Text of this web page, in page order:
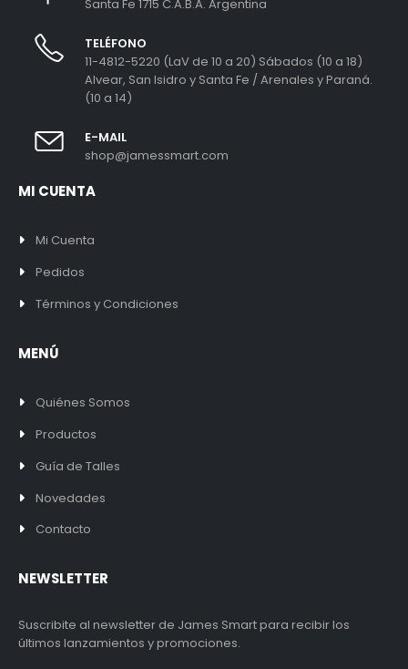
Santa Fe 1715 C.A.B.A. Argentina
TELÉFONO
11-4812-5220 (LaV de 10 a 20) Sábados (10 a 18)
Alvear, San Isidro y Santa Fe / Arenales y Paraná.
(10 a 14)
E-MAIL
shop@jamessmart.com
MI CUENTA
Mi Cuenta
Pedidos
Términos y Condiciones
MENÚ
Quiénes Somos
Productos
Guía de Talles
Novedades
Contacto
NEWSLETTER
Suscribite al newsletter de James Smart para recibir los
últimos lanzamientos y promociones.